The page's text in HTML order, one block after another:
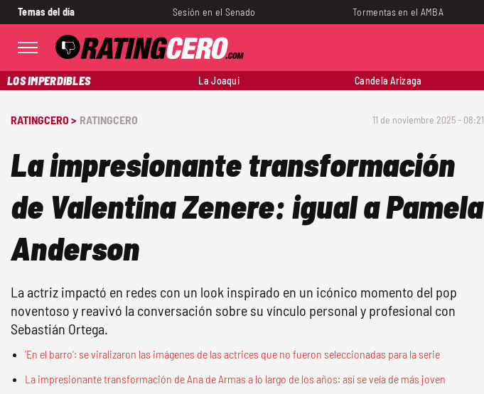
Temas del día Sesión en el Senado Tormentas en el AMBA
LOS IMPERDIBLES La Joaqui Candela Arizaga
RATINGCERO > RATINGCERO 11 de noviembre 2025 - 08:21
La impresionante transformación
de Valentina Zenere: igual a Pamela
Anderson
La actriz impactó en redes con un look inspirado en un icónico momento del pop
noventoso y reavivó la conversación sobre su vínculo personal y profesional con
Sebastián Ortega.
'En el barro': se viralizaron las imágenes de las actrices que no fueron seleccionadas para la serie
La impresionante transformación de Ana de Armas a lo largo de los años: así se veía de más joven